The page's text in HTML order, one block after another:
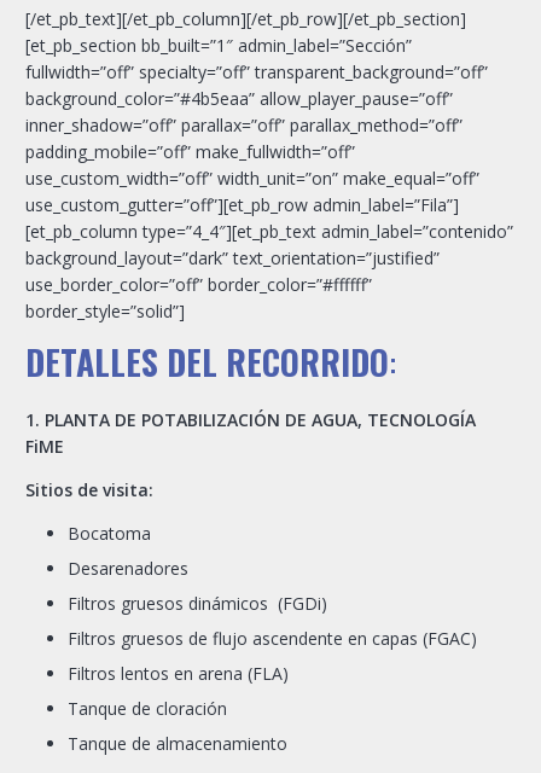
[/et_pb_text][/et_pb_column][/et_pb_row][/et_pb_section]
[et_pb_section bb_built=”1″ admin_label=”Sección”
fullwidth=”off” specialty=”off” transparent_background=”off”
background_color=”#4b5eaa” allow_player_pause=”off”
inner_shadow=”off” parallax=”off” parallax_method=”off”
padding_mobile=”off” make_fullwidth=”off”
use_custom_width=”off” width_unit=”on” make_equal=”off”
use_custom_gutter=”off”][et_pb_row admin_label=”Fila”]
[et_pb_column type=”4_4″][et_pb_text admin_label=”contenido”
background_layout=”dark” text_orientation=”justified”
use_border_color=”off” border_color=”#ffffff”
border_style=”solid”]
DETALLES DEL RECORRIDO:
1. PLANTA DE POTABILIZACIÓN DE AGUA, TECNOLOGÍA
FiME
Sitios de visita:
Bocatoma
Desarenadores
Filtros gruesos dinámicos (FGDi)
Filtros gruesos de flujo ascendente en capas (FGAC)
Filtros lentos en arena (FLA)
Tanque de cloración
Tanque de almacenamiento